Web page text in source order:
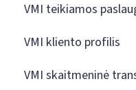
VMI teikiamos
VMI kliento profilis
VMI skaitmeninė